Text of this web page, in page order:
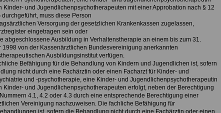
Kinder- und Jugendlichenpsychotherapeuten mit einer Approbation nach § 12
durchgeführt, muss diese Person
Versorgung der gesetzlichen Krankenkassen zugelassen,
eingetragen sein oder
abgeschlossene Ausbildung in Verhaltenstherapie an einem bis zum 31.
1998 von der Kassenärztlichen Bundesvereinigung anerkannten
Ausbildungsinstitut verfügen.
Befähigung für die Behandlung von Kindern und Jugendlichen ist, sofern
nicht durch eine Fachärztin oder einen Facharzt für Kinder- und
und -psychotherapie, eine Kinder- und Jugendlichenpsychotherapeutin
Kinder- und Jugendlichenpsychotherapeuten erfolgt, neben der Berechtigung
4.1, 4.2 oder 4.3 durch eine entsprechende Berechtigung einer
Vereinigung nachzuweisen. Die fachliche Befähigung für